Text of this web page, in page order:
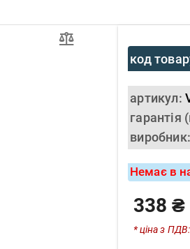
код
артикул:
гарантія
виробник:
Немає в
338 ₴
* ціна з